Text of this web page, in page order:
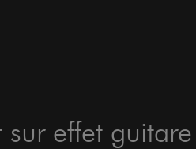
sur effet